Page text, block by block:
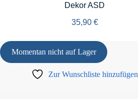
Dekor ASD
35,90 €
Momentan nicht auf Lager
Zur Wunschliste hinzufügen